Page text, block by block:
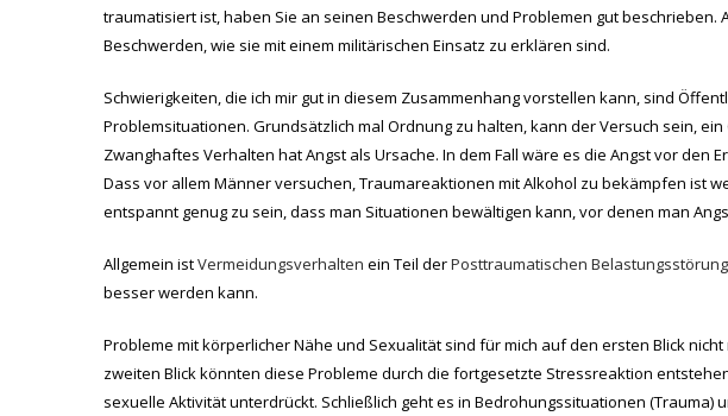
traumatisiert ist, haben Sie an seinen Beschwerden und Problemen gut beschrieben.
Beschwerden, wie sie mit einem militärischen Einsatz zu erklären sind.
Schwierigkeiten, die ich mir gut in diesem Zusammenhang vorstellen kann, sind
Problemsituationen. Grundsätzlich mal Ordnung zu halten, kann der Versuch sein,
Zwanghaftes Verhalten hat Angst als Ursache. In dem Fall wäre es die Angst vor den
Dass vor allem Männer versuchen, Traumareaktionen mit Alkohol zu bekämpfen ist
entspannt genug zu sein, dass man Situationen bewältigen kann, vor denen man
Allgemein istVermeidungsverhalten ein Teil derPosttraumatischen Belastungsstörung
besser werden kann.
Probleme mit körperlicher Nähe und Sexualität sind für mich auf den ersten Blick
zweiten Blick könnten diese Probleme durch die fortgesetzte Stressreaktion
sexuelle Aktivität unterdrückt. Schließlich geht es in Bedrohungssituationen (Trauma)